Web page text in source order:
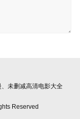
未删减高清电影大全
Reserved